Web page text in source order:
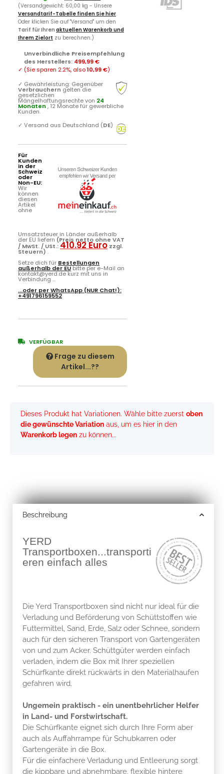
(Versandgewicht: 60,00 kg - Unsere
Versandtarif-Tabelle finden Sie hier.
Oder klicken Sie auf "Versand" um den
Tarif für Ihren aktuellen Warenkorb und
Ihrem Zielort zu berechnen.)
Unverbindliche Preisempfehlung
des Herstellers: 499,99 €
✓ (Sie sparen 2.2%, also10,99 €)
✓ Gewährleistung: Gegenüber
Verbrauchern gelten die
gesetzlichen
Mängelhaftungsrechte von 24
Monaten , 12 Monate für gewerbliche
Kunden.
✓ Versand aus Deutschland (DE)
Für
Kunden
in der
Schweiz
oder
Non-EU:
Wir
können
diesen
Artikel
ohne
Umsatzsteuer in Länder außerhalb
der EU liefern (Preis netto ohne VAT
/ MwSt. / USt.:410.92 Euro zzgl.
Steuern) .
Setze dich für Bestellungen
außerhalb der EUbitte per e-Mail an
kontakt@yerd.de kurz mit uns in
Verbindung ...
...oder perWhatsApp (NUR Chat!):
+491796159552
VERFÜGBAR
Frage zu diesem
Artikel...??
xDieses Produkt hat Variationen. Wähle bitte zuerst oben
die gewünschte Variation aus, um es hier in den
Warenkorb legen zu können...
Beschreibung
YERD
Transportboxen...transporti
eren einfach alles
Die Yerd Transportboxen sind nicht nur ideal für die
Verladung und Beförderung von Schüttstoffen wie
Futtermittel, Sand, Erde, Salz oder Schnee, sondern
auch für den sicheren Transport von Gartengeräten
von und zum Acker. Schüttgüter werden einfach
verladen, indem die Box mit Ihrer speziellen
Schürfkante direkt rückwärts in den Materialhaufen
gefahren wird.
Ungemein praktisch - ein unentbehrlicher Helfer
in Land- und Forstwirtschaft.
Die Schürfkante eignet sich durch Ihre Form aber
auch als Auffahrrampe für Schubkarren oder
Gartengeräte in die Box.
Für die einfachere Verladung und Entleerung sorgt
die kippbare und abnehmbare, flexible hintere